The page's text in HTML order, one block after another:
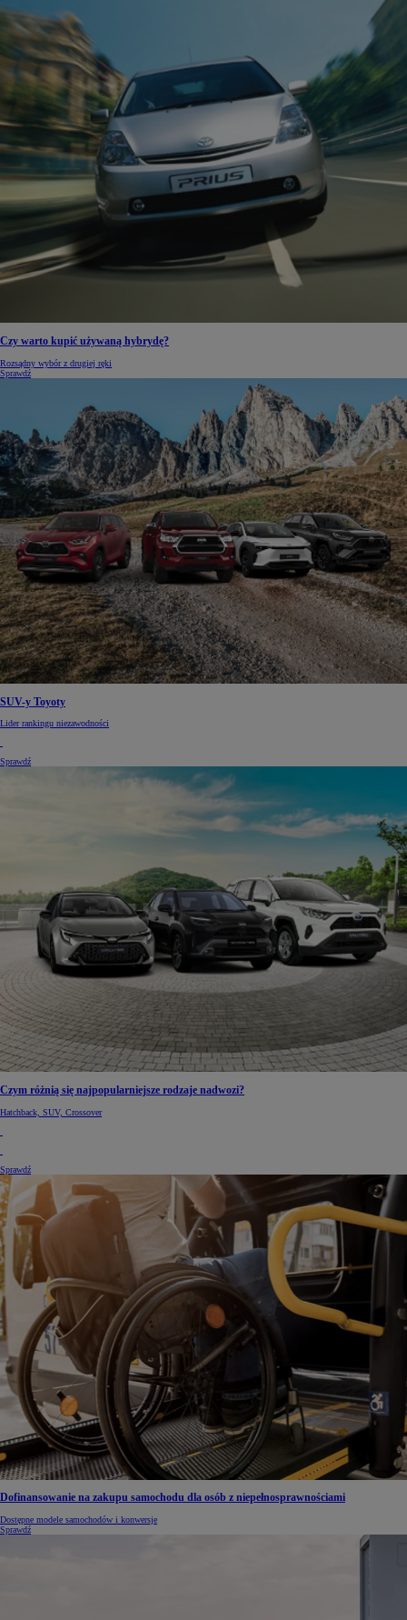
Czy warto kupić używaną hybrydę?
Rozsądny wybór z drugiej ręki
Sprawdź
SUV-y Toyoty
Lider rankingu niezawodności
Sprawdź
Czym różnią się najpopularniejsze rodzaje nadwozi?
Hatchback, SUV, Crossover
Sprawdź
Dofinansowanie na zakupu samochodu dla osób z niepełnosprawnościami
Dostępne modele samochodów i konwersje
Sprawdź